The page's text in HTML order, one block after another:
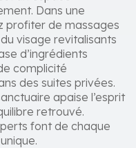
Dans une
profiter de massages
visage revitalisants
d’ingrédients
complicité
des suites privées.
apaise l’esprit
retrouvé.
font de chaque